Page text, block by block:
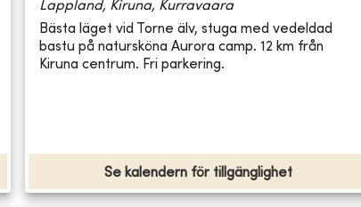
Lappland, Kiruna, Kurravaara
Bästa läget vid Torne älv, stuga med vedeldad
bastu på natursköna Aurora camp. 12 km från
Kiruna centrum. Fri parkering.
Se kalendern för tillgänglighet